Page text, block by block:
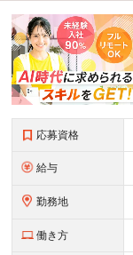
応募資格
給与
勤務地
働き方